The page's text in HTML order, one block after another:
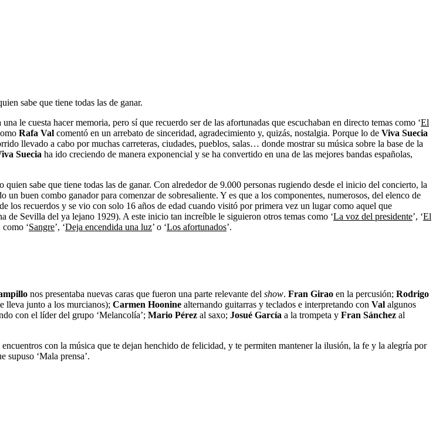
sabe que tiene todas las de ganar.
le cuesta hacer memoria, pero sí que recuerdo ser de las afortunadas que escuchaban en directo temas como ‘El
Rafa Val comentó en un arrebato de sinceridad, agradecimiento y, quizás, nostalgia. Porque lo de Viva Suecia
llevado a cabo por muchas carreteras, ciudades, pueblos, salas… donde mostrar su música sobre la base de la
Suecia ha ido creciendo de manera exponencial y se ha convertido en una de las mejores bandas españolas,
quien sabe que tiene todas las de ganar. Con alrededor de 9.000 personas rugiendo desde el inicio del concierto, la
buen combo ganador para comenzar de sobresaliente. Y es que a los componentes, numerosos, del elenco de
los recuerdos y se vio con solo 16 años de edad cuando visitó por primera vez un lugar como aquel que
de Sevilla del ya lejano 1929). A este inicio tan increíble le siguieron otros temas como ‘La voz del presidente’, ‘El
‘Sangre’, ‘Deja encendida una luz’ o ‘Los afortunados’.
nos presentaba nuevas caras que fueron una parte relevante del show. Fran Girao en la percusión; Rodrigo
lleva junto a los murcianos); Carmen Hoonine alternando guitarras y teclados e interpretando con Val algunos
con el líder del grupo ‘Melancolía’; Mario Pérez al saxo; Josué García a la trompeta y Fran Sánchez al
con la música que te dejan henchido de felicidad, y te permiten mantener la ilusión, la fe y la alegría por
supuso ‘Mala prensa’.